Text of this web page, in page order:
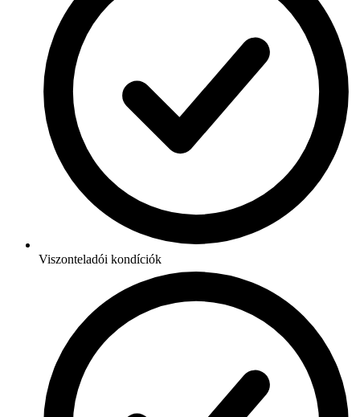
Viszonteladói kondíciók